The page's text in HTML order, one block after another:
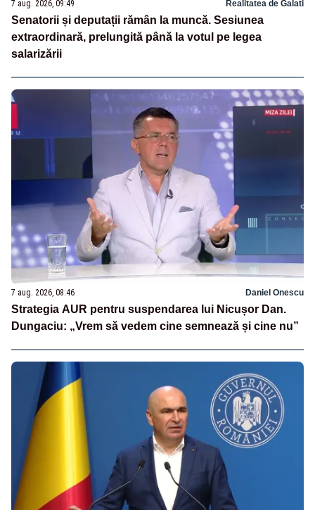
7 aug. 2026, 09:49 Realitatea de Galati
Senatorii și deputații rămân la muncă. Sesiunea
extraordinară, prelungită până la votul pe legea
salarizării
7 aug. 2026, 08:46 Daniel Onescu
Strategia AUR pentru suspendarea lui Nicușor Dan.
Dungaciu: „Vrem să vedem cine semnează și cine nu”